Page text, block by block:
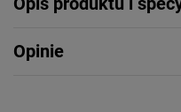
Opinie